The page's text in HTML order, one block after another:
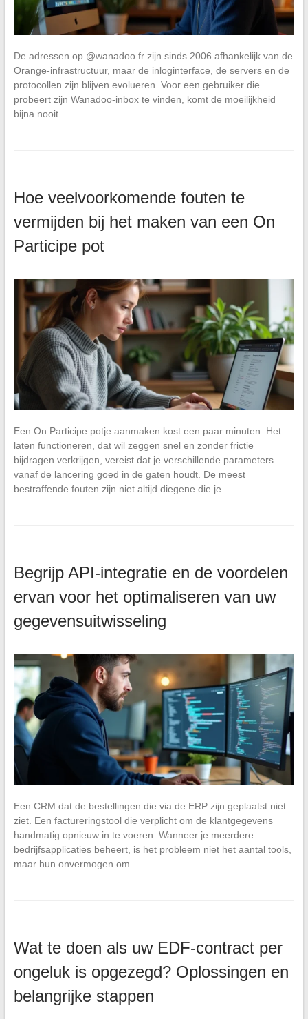
De adressen op @wanadoo.fr zijn sinds 2006 afhankelijk van de
Orange-infrastructuur, maar de inloginterface, de servers en de
protocollen zijn blijven evolueren. Voor een gebruiker die
probeert zijn Wanadoo-inbox te vinden, komt de moeilijkheid
bijna nooit…
Hoe veelvoorkomende fouten te
vermijden bij het maken van een On
Participe pot
Een On Participe potje aanmaken kost een paar minuten. Het
laten functioneren, dat wil zeggen snel en zonder frictie
bijdragen verkrijgen, vereist dat je verschillende parameters
vanaf de lancering goed in de gaten houdt. De meest
bestraffende fouten zijn niet altijd diegene die je…
Begrijp API-integratie en de voordelen
ervan voor het optimaliseren van uw
gegevensuitwisseling
Een CRM dat de bestellingen die via de ERP zijn geplaatst niet
ziet. Een factureringstool die verplicht om de klantgegevens
handmatig opnieuw in te voeren. Wanneer je meerdere
bedrijfsapplicaties beheert, is het probleem niet het aantal tools,
maar hun onvermogen om…
Wat te doen als uw EDF-contract per
ongeluk is opgezegd? Oplossingen en
belangrijke stappen